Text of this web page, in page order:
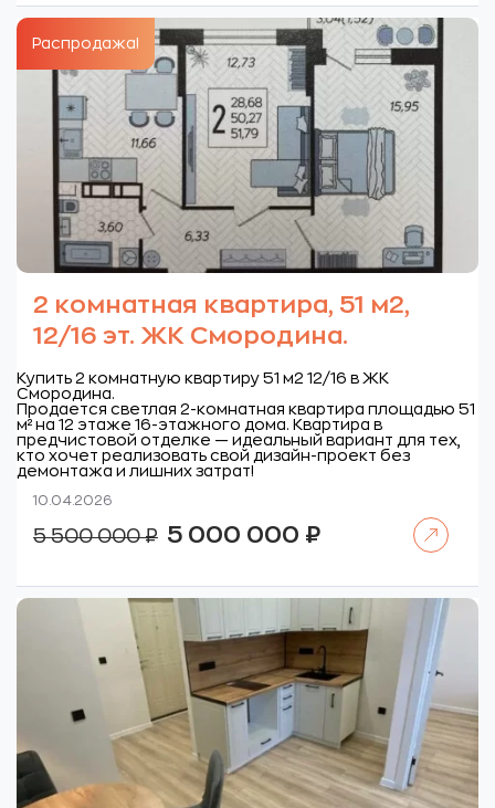
Распродажа!
2 комнатная квартира, 51 м2,
12/16 эт. ЖК Смородина.
Купить 2 комнатную квартиру 51 м2 12/16 в ЖК
Смородина.
Продается светлая 2-комнатная квартира площадью 51
м² на 12 этаже 16-этажного дома. Квартира в
предчистовой отделке — идеальный вариант для тех,
кто хочет реализовать свой дизайн-проект без
демонтажа и лишних затрат!
10.04.2026
5 500 000₽
Первоначальная
цена
500
000 ₽.
5 000 000 ₽Текущая
000 ₽.